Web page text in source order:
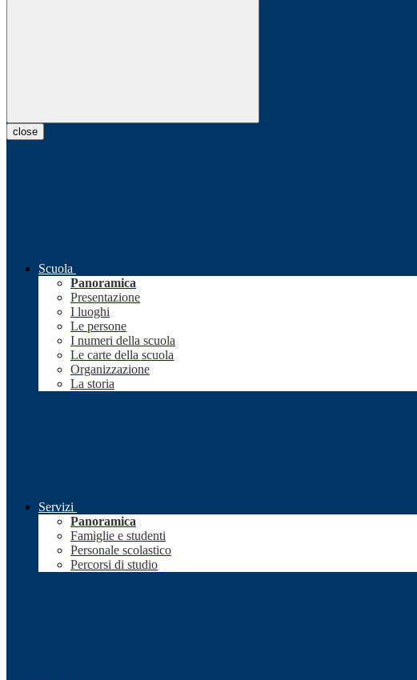
close
Scuola
Panoramica
Presentazione
I luoghi
Le persone
I numeri della scuola
Le carte della scuola
Organizzazione
La storia
Servizi
Panoramica
Famiglie e studenti
Personale scolastico
Percorsi di studio